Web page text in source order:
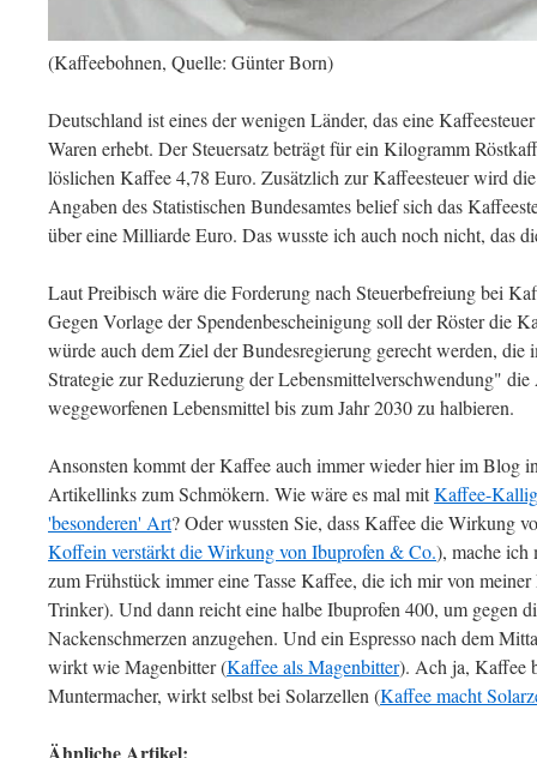
(Kaffeebohnen, Quelle: Günter Born)
Deutschland ist eines der wenigen Länder, das eine
Waren erhebt. Der Steuersatz beträgt für ein Kilogramm
löslichen Kaffee 4,78 Euro. Zusätzlich zur Kaffeesteuer wird
Angaben des Statistischen Bundesamtes belief sich das
über eine Milliarde Euro. Das wusste ich auch noch nicht, das
Laut Preibisch wäre die Forderung nach Steuerbefreiung bei
Gegen Vorlage der Spendenbescheinigung soll der Röster die
würde auch dem Ziel der Bundesregierung gerecht werden, die
Strategie zur Reduzierung der Lebensmittelverschwendung"
weggeworfenen Lebensmittel bis zum Jahr 2030 zu halbieren.
Ansonsten kommt der Kaffee auch immer wieder hier im Blog
Artikellinks zum Schmökern. Wie wäre es mal mitKaffee-
'besonderen' Art? Oder wussten Sie, dass Kaffee die Wirkung
Koffein verstärkt die Wirkung von Ibuprofen & Co.), mache ich
zum Frühstück immer eine Tasse Kaffee, die ich mir von
Trinker). Und dann reicht eine halbe Ibuprofen 400, um gegen
Nackenschmerzen anzugehen. Und ein Espresso nach dem
wirkt wie Magenbitter (Kaffee als Magenbitter). Ach ja, Kaffee
Muntermacher, wirkt selbst bei Solarzellen (Kaffee macht